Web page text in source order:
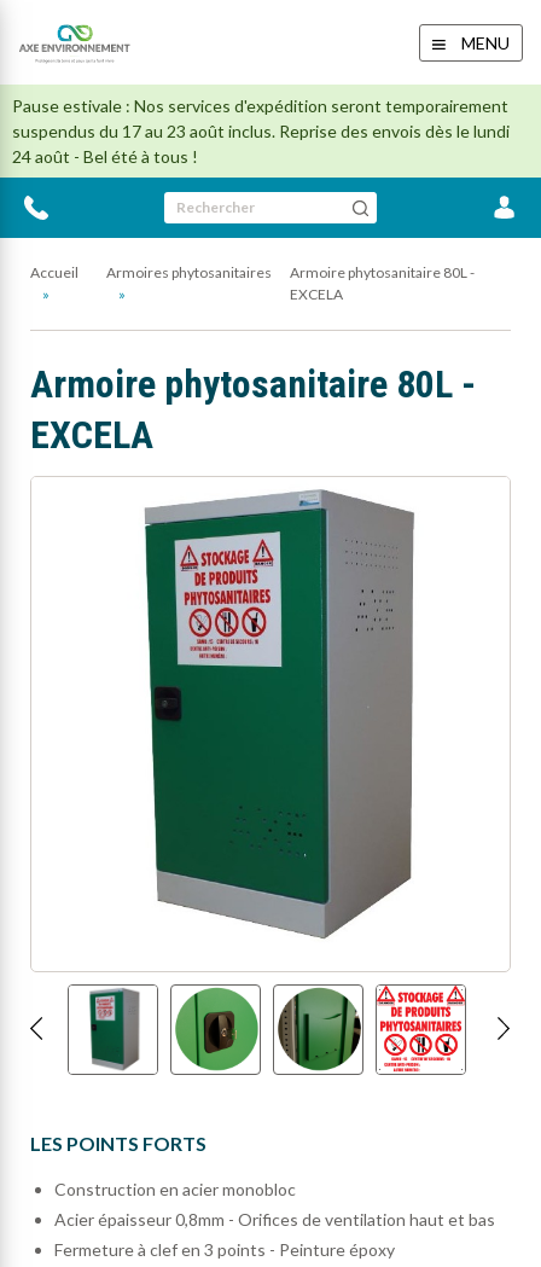
Pause estivale : Nos services d'expédition seront temporairement
suspendus du 17 au 23 août inclus. Reprise des envois dès le lundi
24 août - Bel été à tous !
MENU
Rechercher
Accueil Armoires phytosanitaires
Armoire phytosanitaire 80L -
EXCELA
Armoire phytosanitaire 80L -
EXCELA
LES POINTS FORTS
Construction en acier monobloc
Acier épaisseur 0,8mm - Orifices de ventilation haut et bas
Fermeture à clef en 3 points - Peinture époxy